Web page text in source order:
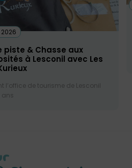
piste & Chasse aux
à Lesconil avec Les
l’office de tourisme de Lesconil
ans